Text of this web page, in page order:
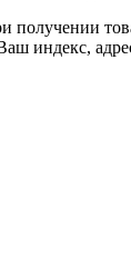
получении
индекс,